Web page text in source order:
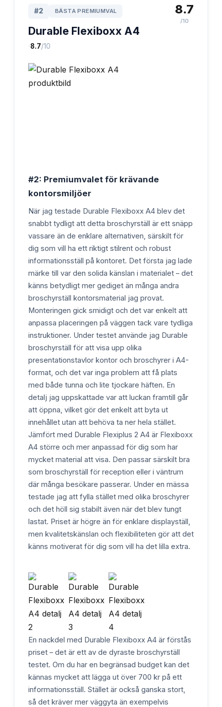
#2 BÄSTA PREMIUMVAL
Durable Flexiboxx A4
·8.7/10
8.7
/10
#2: Premiumvalet för krävande
kontorsmiljöer
När jag testade Durable Flexiboxx A4 blev det
snabbt tydligt att detta broschyrställ är ett snäpp
vassare än de enklare alternativen, särskilt för
dig som vill ha ett riktigt stilrent och robust
informationsställ på kontoret. Det första jag lade
märke till var den solida känslan i materialet – det
känns betydligt mer gediget än många andra
broschyrställ kontorsmaterial jag provat.
Monteringen gick smidigt och det var enkelt att
anpassa placeringen på väggen tack vare tydliga
instruktioner. Under testet använde jag Durable
broschyrställ för att visa upp olika
presentationstavlor kontor och broschyrer i A4-
format, och det var inga problem att få plats
med både tunna och lite tjockare häften. En
detalj jag uppskattade var att luckan framtill går
att öppna, vilket gör det enkelt att byta ut
innehållet utan att behöva ta ner hela stället.
Jämfört med Durable Flexiplus 2 A4 är Flexiboxx
A4 större och mer anpassad för dig som har
mycket material att visa. Den passar särskilt bra
som broschyrställ för reception eller i väntrum
där många besökare passerar. Under en mässa
testade jag att fylla stället med olika broschyrer
och det höll sig stabilt även när det blev tungt
lastat. Priset är högre än för enklare displayställ,
men kvalitetskänslan och flexibiliteten gör att det
känns motiverat för dig som vill ha det lilla extra.
En nackdel med Durable Flexiboxx A4 är förstås
priset – det är ett av de dyraste broschyrställ
testet. Om du har en begränsad budget kan det
kännas mycket att lägga ut över 700 kr på ett
informationsställ. Stället är också ganska stort,
så det kräver mer väggyta än exempelvis